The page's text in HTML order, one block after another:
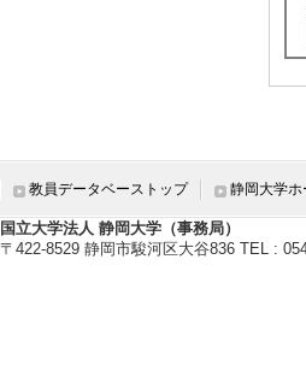
教員データベーストップ 静岡大学ホ
国立大学法人 静岡大学（事務局）
〒422-8529 静岡市駿河区大谷836 TEL :